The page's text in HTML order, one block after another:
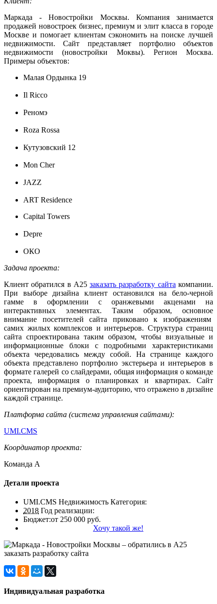
Маркада - Новостройки Москвы. Компания занимается
продажей новостроек бизнес, премиум и элит класса в городе
Москве и помогает клиентам сэкономить на поиске лучшей
недвижимости. Сайт представляет портфолио объектов
недвижимости (новостройки Моквы). Регион Москва.
Примеры объектов:
Малая Ордынка 19
Il Ricco
Реномэ
Roza Rossa
Кутузовский 12
Mon Cher
JAZZ
ART Residence
Capital Towers
Depre
ОКО
Задача проекта:
Клиент обратился в А25заказать разработку сайта компании.
При выборе дизайна клиент остановился на бело-черной
гамме в оформлении с оранжевыми акценами на
интерактивных элементах. Таким образом, основное
внимание посетителей сайта приковано к изображениям
самих жилых комплексов и интерьеров. Структура страниц
сайта спроектирована таким образом, чтобы визуальные и
информационные блоки с подробными характеристиками
объекта чередовались между собой. На странице каждого
объекта представлено портфолио экстерьера и интерьеров в
формате галерей со слайдерами, общая информация о команде
проекта, информация о планировках и квартирах. Сайт
ориентирован на премиум-аудиторию, что отражено в дизайне
каждой странице.
Платформа сайта (система управления сайтами):
UMI.CMS
Координатор проекта:
Команда А
Детали проекта
UMI.CMS Недвижимость Категория:
2018 Год реализации:
Бюджет:от 250 000 руб.
Хочу такой же!
Индивидуальная разработка